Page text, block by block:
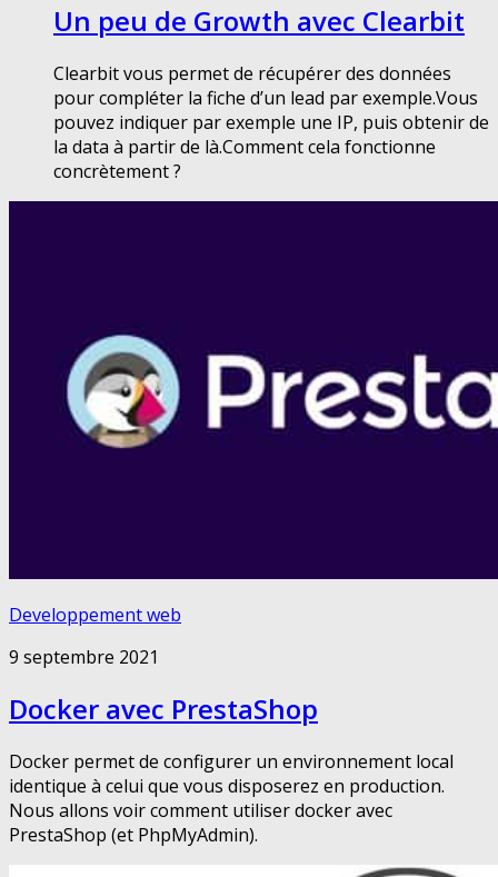
Un peu de Growth avec Clearbit
Clearbit vous permet de récupérer des données
pour compléter la fiche d’un lead par exemple.Vous
pouvez indiquer par exemple une IP, puis obtenir de
la data à partir de là.Comment cela fonctionne
concrètement ?
Developpement web
9 septembre 2021
Docker avec PrestaShop
Docker permet de configurer un environnement local
identique à celui que vous disposerez en production.
Nous allons voir comment utiliser docker avec
PrestaShop (et PhpMyAdmin).